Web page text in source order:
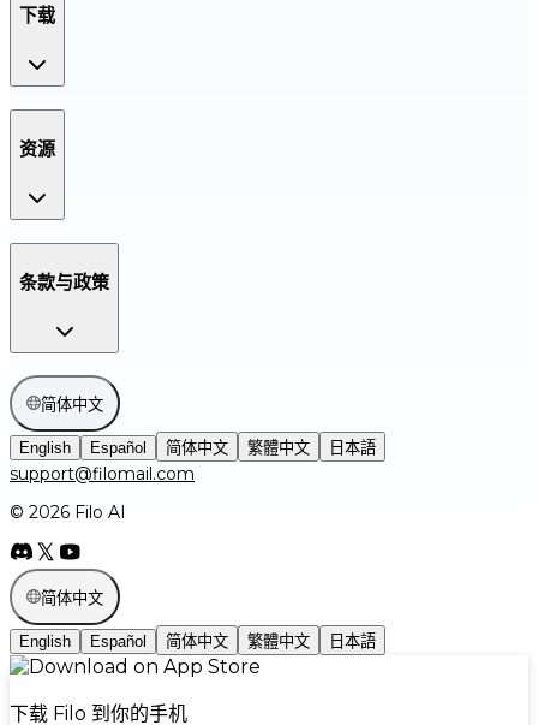
下载
资源
条款与政策
简体中文
English Español 简体中文 繁體中文 日本語
support@filomail.com
© 2026 Filo AI
简体中文
English Español 简体中文 繁體中文 日本語
下载 Filo 到你的手机